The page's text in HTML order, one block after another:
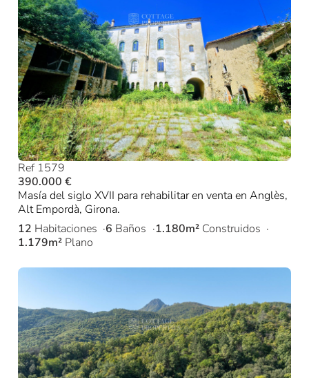
Ref 1579
390.000 €
Masía del siglo XVII para rehabilitar en venta en Anglès,
Alt Empordà, Girona.
12 Habitaciones 6 Baños 1.180m² Construidos
1.179m² Plano